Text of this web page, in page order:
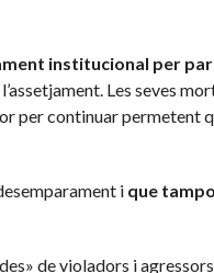
institucional per
Les seves
per continuar permetent
i que
de violadors i